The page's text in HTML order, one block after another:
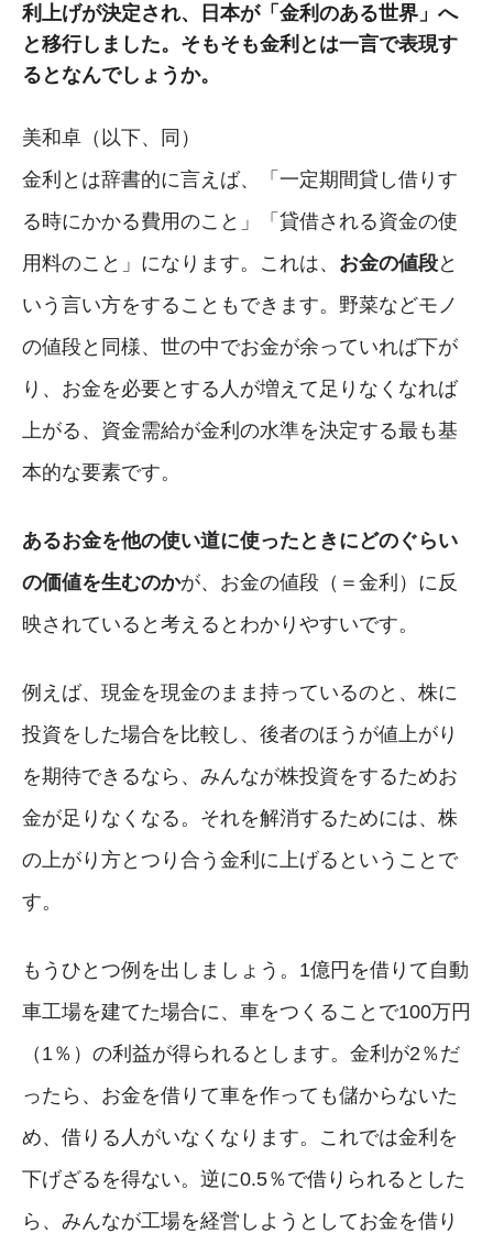
利上げが決定され、日本が「金利のある世界」へ
と移行しました。そもそも金利とは一言で表現す
るとなんでしょうか。
美和卓（以下、同）
金利とは辞書的に言えば、「一定期間貸し借りす
る時にかかる費用のこと」「貸借される資金の使
用料のこと」になります。これは、 お金の値段と
いう言い方をすることもできます。野菜などモノ
の値段と同様、世の中でお金が余っていれば下が
り、お金を必要とする人が増えて足りなくなれば
上がる、資金需給が金利の水準を決定する最も基
本的な要素です。
あるお金を他の使い道に使ったときにどのぐらい
の価値を生むのかが、お金の値段（＝金利）に反
映されていると考えるとわかりやすいです。
例えば、現金を現金のまま持っているのと、株に
投資をした場合を比較し、後者のほうが値上がり
を期待できるなら、みんなが株投資をするためお
金が足りなくなる。それを解消するためには、株
の上がり方とつり合う金利に上げるということで
す。
もうひとつ例を出しましょう。1億円を借りて自動
車工場を建てた場合に、車をつくることで100万円
（1％）の利益が得られるとします。金利が2％だ
ったら、お金を借りて車を作っても儲からないた
め、借りる人がいなくなります。これでは金利を
下げざるを得ない。逆に0.5％で借りられるとした
ら、みんなが工場を経営しようとしてお金を借り